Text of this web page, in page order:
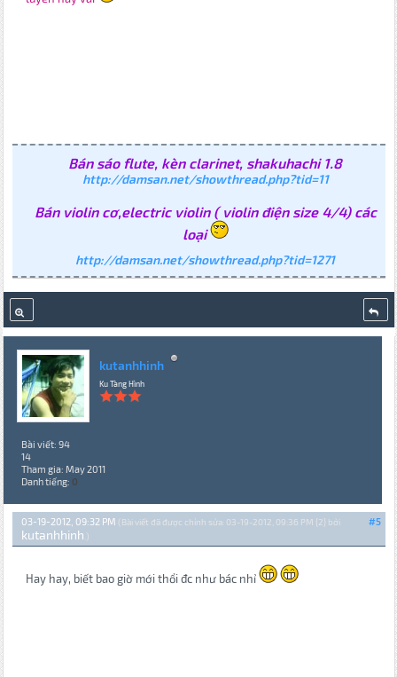
Bán sáo flute, kèn clarinet, shakuhachi 1.8
http://damsan.net/showthread.php?tid=11
Bán violin cơ,electric violin ( violin điện size 4/4) các
loại
http://damsan.net/showthread.php?tid=1271
kutanhhinh
Ku Tàng Hình
Bài viết: 94
14
Tham gia: May 2011
Danh tiếng: 0
#5
03-19-2012, 09:32 PM (Bài viết đã được chỉnh sửa: 03-19-2012, 09:36 PM {2} bởi
kutanhhinh .)
Hay hay, biết bao giờ mới thổi đc như bác nhỉ